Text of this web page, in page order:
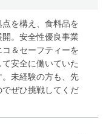
を構え、食料品を
。安全性優良事業
＆セーフティーを
安全に働いていた
未経験の方も、先
ぜひ挑戦してくだ